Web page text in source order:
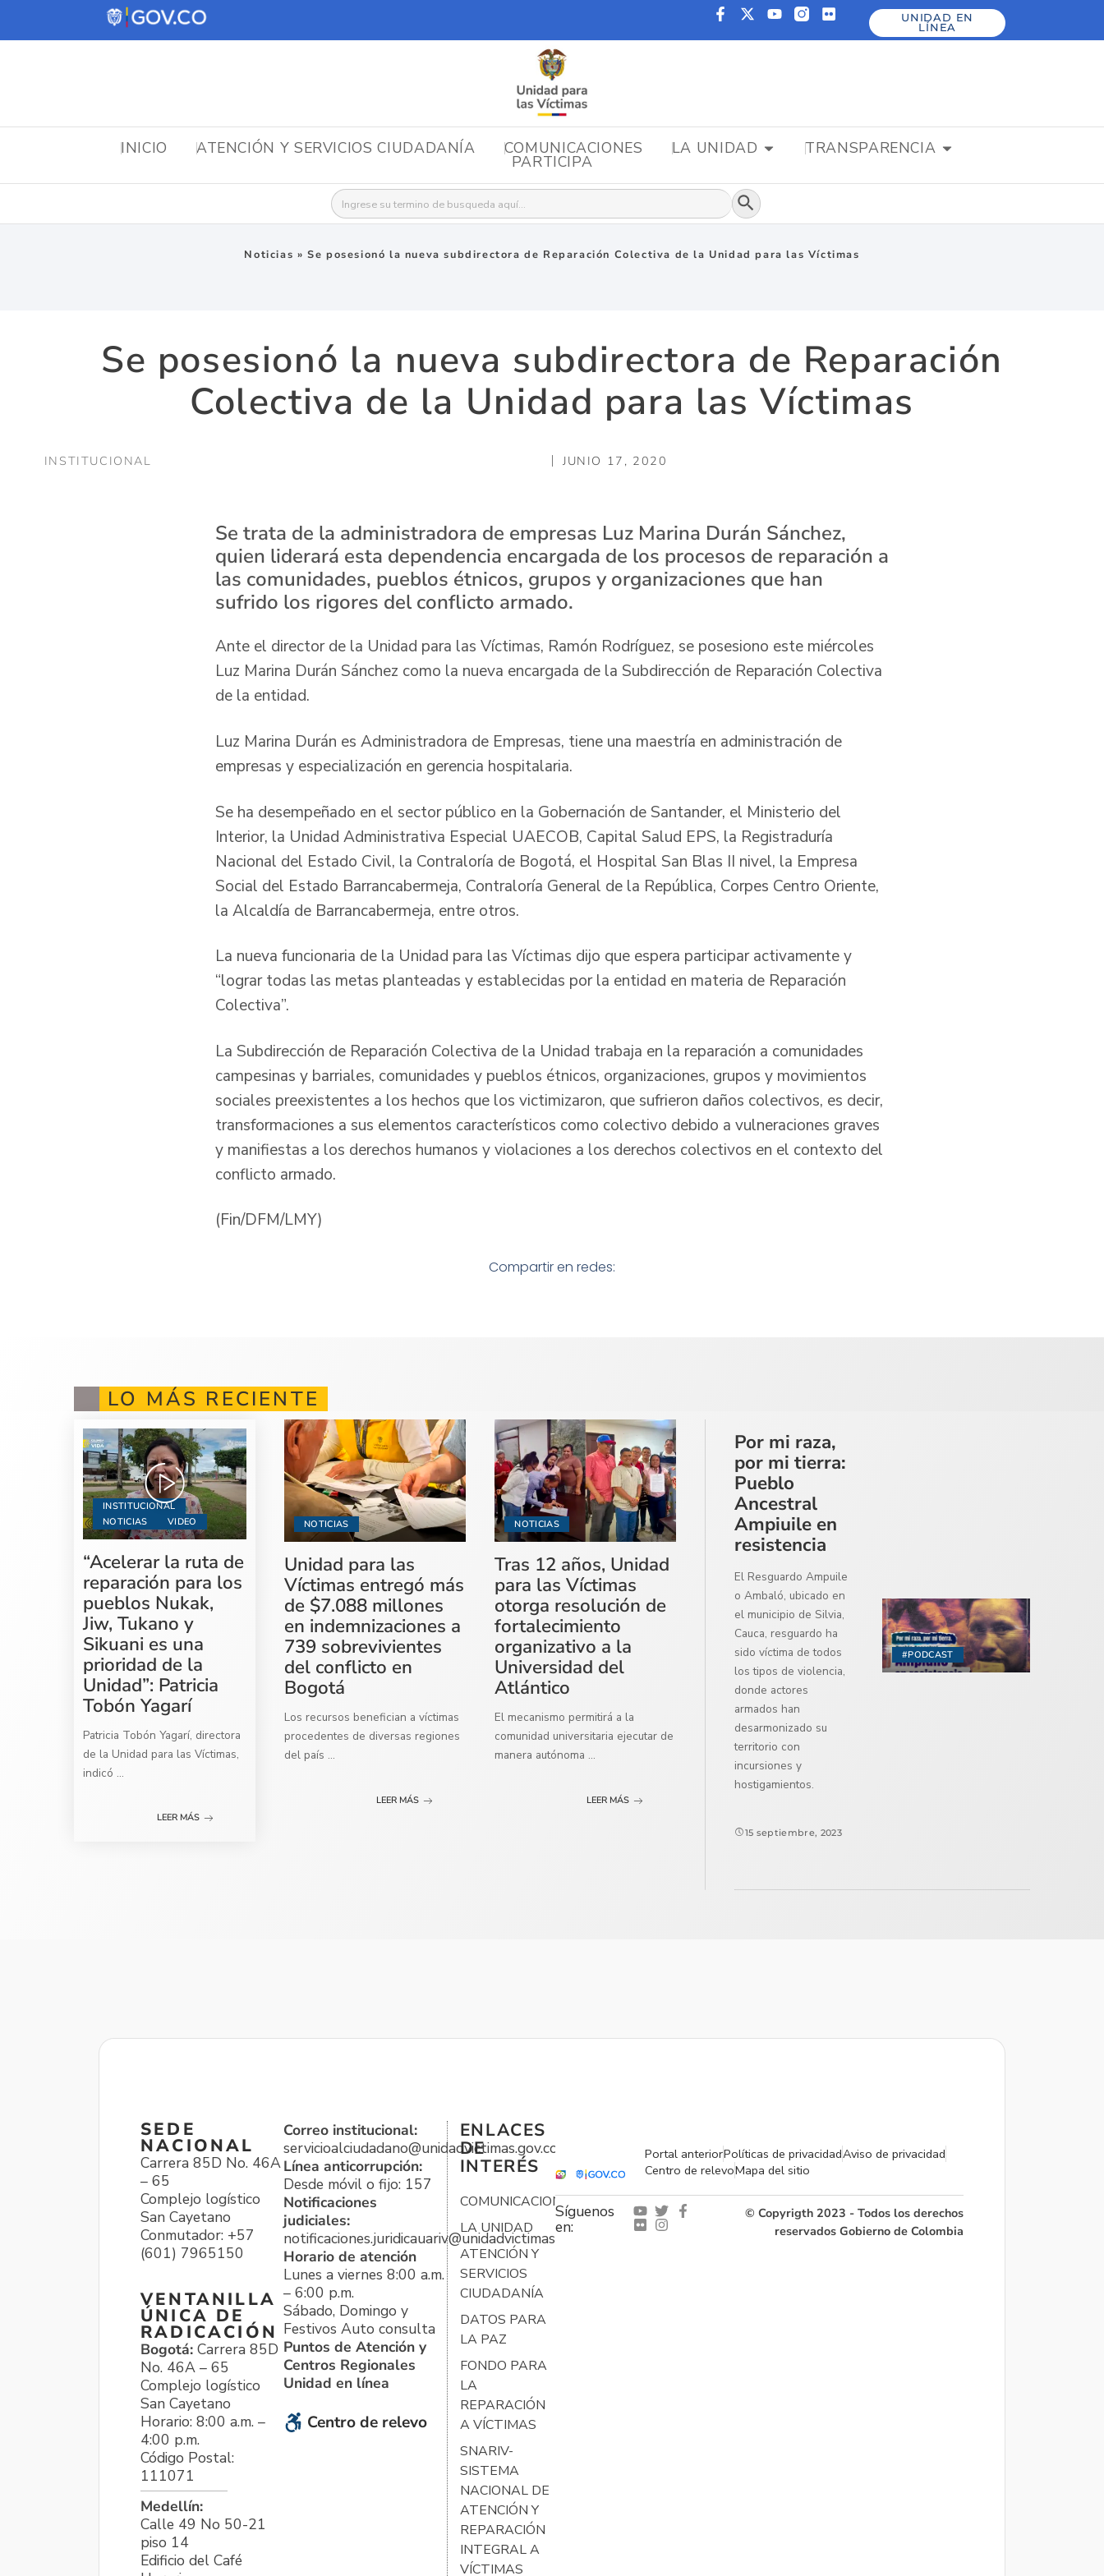
UNIDAD EN
LÍNEA
INICIO ATENCIÓN Y SERVICIOS CIUDADANÍA COMUNICACIONES LA UNIDAD TRANSPARENCIA
PARTICIPA
Buscar: Botón de búsqueda
Noticias »Se posesionó la nueva subdirectora de Reparación Colectiva de la Unidad para las Víctimas
Se posesionó la nueva subdirectora de Reparación
Colectiva de la Unidad para las Víctimas
INSTITUCIONAL JUNIO 17, 2020
Se trata de la administradora de empresas Luz Marina Durán Sánchez,
quien liderará esta dependencia encargada de los procesos de reparación a
las comunidades, pueblos étnicos, grupos y organizaciones que han
sufrido los rigores del conflicto armado.
Ante el director de la Unidad para las Víctimas, Ramón Rodríguez, se posesiono este miércoles
Luz Marina Durán Sánchez como la nueva encargada de la Subdirección de Reparación Colectiva
de la entidad.
Luz Marina Durán es Administradora de Empresas, tiene una maestría en administración de
empresas y especialización en gerencia hospitalaria.
Se ha desempeñado en el sector público en la Gobernación de Santander, el Ministerio del
Interior, la Unidad Administrativa Especial UAECOB, Capital Salud EPS, la Registraduría
Nacional del Estado Civil, la Contraloría de Bogotá, el Hospital San Blas II nivel, la Empresa
Social del Estado Barrancabermeja, Contraloría General de la República, Corpes Centro Oriente,
la Alcaldía de Barrancabermeja, entre otros.
La nueva funcionaria de la Unidad para las Víctimas dijo que espera participar activamente y
“lograr todas las metas planteadas y establecidas por la entidad en materia de Reparación
Colectiva”.
La Subdirección de Reparación Colectiva de la Unidad trabaja en la reparación a comunidades
campesinas y barriales, comunidades y pueblos étnicos, organizaciones, grupos y movimientos
sociales preexistentes a los hechos que los victimizaron, que sufrieron daños colectivos, es decir,
transformaciones a sus elementos característicos como colectivo debido a vulneraciones graves
y manifiestas a los derechos humanos y violaciones a los derechos colectivos en el contexto del
conflicto armado.
(Fin/DFM/LMY)
Compartir en redes:
LO MÁS RECIENTE
INSTITUCIONAL
NOTICIAS
VIDEO
“Acelerar la ruta de
reparación para los
pueblos Nukak,
Jiw, Tukano y
Sikuani es una
prioridad de la
Unidad”: Patricia
Tobón Yagarí
Patricia Tobón Yagarí, directora
de la Unidad para las Víctimas,
indicó ...
LEER MÁS
NOTICIAS
Unidad para las
Víctimas entregó más
de $7.088 millones
en indemnizaciones a
739 sobrevivientes
del conflicto en
Bogotá
Los recursos benefician a víctimas
procedentes de diversas regiones
del país ...
LEER MÁS
NOTICIAS
Tras 12 años, Unidad
para las Víctimas
otorga resolución de
fortalecimiento
organizativo a la
Universidad del
Atlántico
El mecanismo permitirá a la
comunidad universitaria ejecutar de
manera autónoma ...
LEER MÁS
#PODCAST
Por mi raza,
por mi tierra:
Pueblo
Ancestral
Ampiuile en
resistencia
El Resguardo Ampuile
o Ambaló, ubicado en
el municipio de Silvia,
Cauca, resguardo ha
sido víctima de todos
los tipos de violencia,
donde actores
armados han
desarmonizado su
territorio con
incursiones y
hostigamientos.
15 septiembre, 2023
SEDE
NACIONAL
Carrera 85D No. 46A
– 65
Complejo logístico
San Cayetano
Conmutador: +57
(601) 7965150
VENTANILLA
ÚNICA DE
RADICACIÓN
Bogotá: Carrera 85D
No. 46A – 65
Complejo logístico
San Cayetano
Horario: 8:00 a.m. –
4:00 p.m.
Código Postal:
111071
Medellín:
Calle 49 No 50-21
piso 14
Edificio del Café
Correo institucional:
servicioalciudadano@unidadvictimas.gov.co
Línea anticorrupción:
Desde móvil o fijo: 157
Notificaciones
judiciales:
notificaciones.juridicauariv@unidadvictimas.gov.co
Horario de atención
Lunes a viernes 8:00 a.m.
– 6:00 p.m.
Sábado, Domingo y
Festivos Auto consulta
Puntos de Atención y
Centros Regionales
Unidad en línea
Centro de relevo
ENLACES
DE
INTERÉS
COMUNICACIONES
LA UNIDAD
ATENCIÓN Y
SERVICIOS
CIUDADANÍA
DATOS PARA
LA PAZ
FONDO PARA
LA
REPARACIÓN
A VÍCTIMAS
SNARIV-
SISTEMA
NACIONAL DE
ATENCIÓN Y
REPARACIÓN
INTEGRAL A
VÍCTIMAS
Portal anteriorPolíticas de privacidadAviso de privacidad
Centro de relevoMapa del sitio
Síguenos
en:
© Copyrigth 2023 - Todos los derechos
reservados Gobierno de Colombia